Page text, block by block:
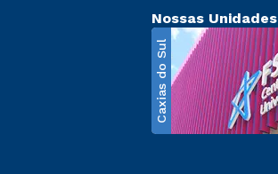
Nossas Unidades
Caxias do Sul